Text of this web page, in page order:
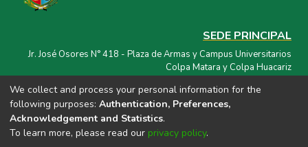
SEDE PRINCIPAL
Jr. José Osores N° 418 - Plaza de Armas y Campus Universitarios
Colpa Matara y Colpa Huacariz
CORREO ELECTRÓNICO
repositorio@unach.edu.pe
We collect and process your personal information for the
following purposes: Authentication, Preferences,
Acknowledgement and Statistics.
To learn more, please read our privacy policy.